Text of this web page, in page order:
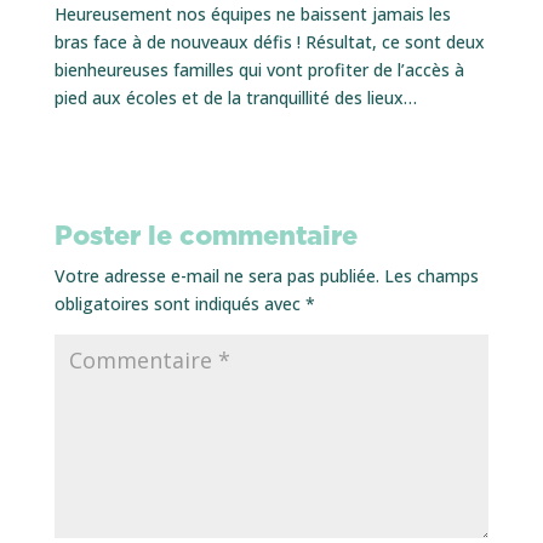
Heureusement nos équipes ne baissent jamais les
bras face à de nouveaux défis ! Résultat, ce sont deux
bienheureuses familles qui vont profiter de l’accès à
pied aux écoles et de la tranquillité des lieux…
Poster le commentaire
Votre adresse e-mail ne sera pas publiée. Les champs
obligatoires sont indiqués avec *